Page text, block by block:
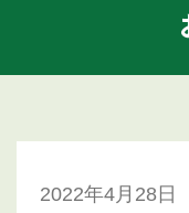
2022年4月28日